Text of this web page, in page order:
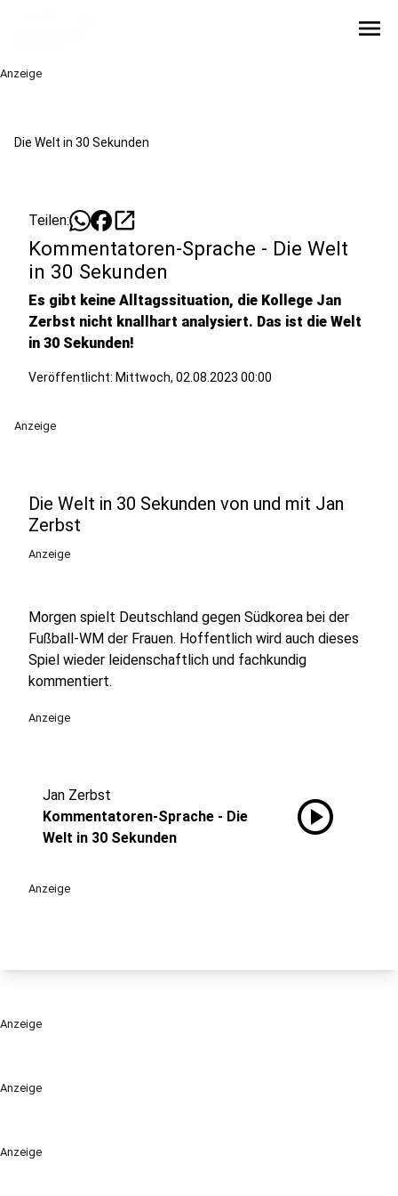
menu
Anzeige
Anzeige
Anzeige
Die Welt in 30 Sekunden
Teilen: open_in_new
Kommentatoren-Sprache - Die Welt
in 30 Sekunden
Es gibt keine Alltagssituation, die Kollege Jan
Zerbst nicht knallhart analysiert. Das ist die Welt
in 30 Sekunden!
Veröffentlicht: Mittwoch, 02.08.2023 00:00
Anzeige
Die Welt in 30 Sekunden von und mit Jan
Zerbst
Anzeige
Morgen spielt Deutschland gegen Südkorea bei der
Fußball-WM der Frauen. Hoffentlich wird auch dieses
Spiel wieder leidenschaftlich und fachkundig
kommentiert.
Anzeige
Jan Zerbst
Kommentatoren-Sprache - Die
Welt in 30 Sekunden
play_circle
Anzeige
Anzeige